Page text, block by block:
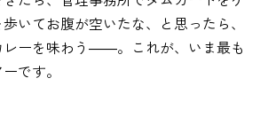
いてお腹が空いたな、と思ったら、
レーを味わう――。これが、いま最も
です。